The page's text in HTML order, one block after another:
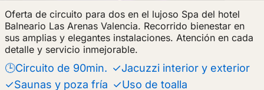
Oferta de circuito para dos en el lujoso Spa del hotel
Balneario Las Arenas Valencia. Recorrido bienestar en
sus amplias y elegantes instalaciones. Atención en cada
detalle y servicio inmejorable.
🕒Circuito de 90min. ✓Jacuzzi interior y exterior
✓Saunas y poza fría ✓Uso de toalla